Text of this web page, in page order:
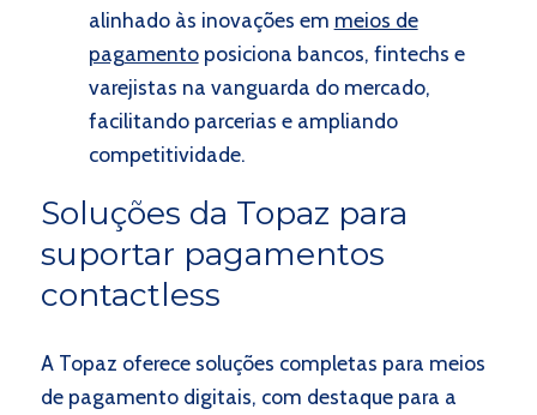
alinhado às inovações em meios de
pagamentoposiciona bancos, fintechs e
varejistas na vanguarda do mercado,
facilitando parcerias e ampliando
competitividade.
Soluções da Topaz para
suportar pagamentos
contactless
A Topaz oferece soluções completas para meios
de pagamento digitais, com destaque para a